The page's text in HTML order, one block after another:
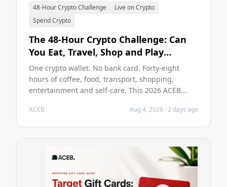
48-Hour Crypto Challenge
Live on Crypto
Spend Crypto
The 48-Hour Crypto Challenge: Can
You Eat, Travel, Shop and Play
Without a Bank Card in 2026?
One crypto wallet. No bank card. Forty-eight
hours of coffee, food, transport, shopping,
entertainment and self-care. This 2026 ACEB
two ordinary days without becoming the main
ACEB Aug 4, 2026 · 2 days ago